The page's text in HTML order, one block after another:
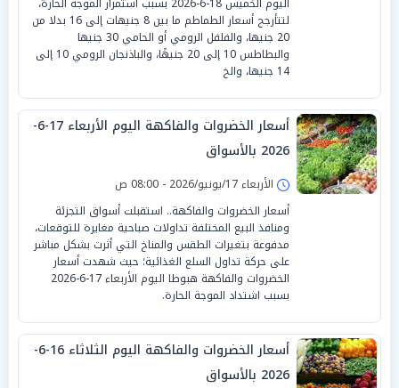
لتتأرجح أسعار الطماطم ما بين 8 جنيهات إلى 16 بدلا من
20 جنيها، والفلفل الرومي أو الحامي 30 جنيها
والبطاطس 10 إلى 20 جنيهًا، والباذنجان الرومي 10 إلى
14 جنيها، والخ
أسعار الخضروات والفاكهة اليوم الأربعاء 17-6-
2026 بالأسواق
الأربعاء 17/يونيو/2026 - 08:00 ص
أسعار الخضروات والفاكهة.. استقبلت أسواق التجزئة
ومنافذ البيع المختلفة تداولات صباحية مغايرة للتوقعات،
مدفوعة بتغيرات الطقس والمناخ التي أثرت بشكل مباشر
على حركة تداول السلع الغذائية؛ حيث شهدت أسعار
الخضروات والفاكهة هبوطا اليوم الأربعاء 17-6-2026
بسبب اشتداد الموجة الحارة.
أسعار الخضروات والفاكهة اليوم الثلاثاء 16-6-
2026 بالأسواق